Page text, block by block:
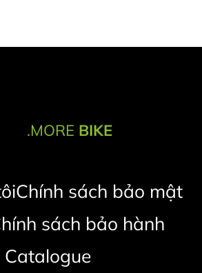
.MORE BIKE
Chính sách bảo mật
sách bảo hành
Catalogue